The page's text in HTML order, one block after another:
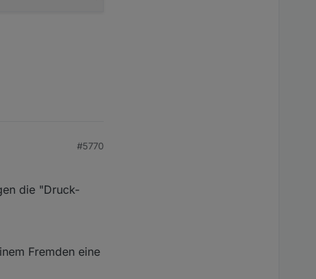
#5770
die "Druck-
Fremden eine